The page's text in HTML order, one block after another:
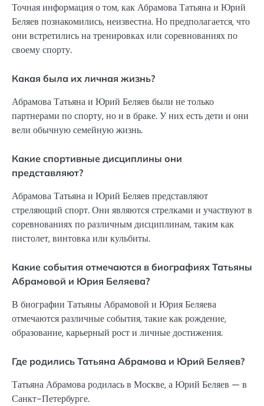
Точная информация о том, как Абрамова Татьяна и Юрий
Беляев познакомились, неизвестна. Но предполагается, что
они встретились на тренировках или соревнованиях по
своему спорту.
Какая была их личная жизнь?
Абрамова Татьяна и Юрий Беляев были не только
партнерами по спорту, но и в браке. У них есть дети и они
вели обычную семейную жизнь.
Какие спортивные дисциплины они
представляют?
Абрамова Татьяна и Юрий Беляев представляют
стреляющий спорт. Они являются стрелками и участвуют в
соревнованиях по различным дисциплинам, таким как
пистолет, винтовка или кульбиты.
Какие события отмечаются в биографиях Татьяны
Абрамовой и Юрия Беляева?
В биографии Татьяны Абрамовой и Юрия Беляева
отмечаются различные события, такие как рождение,
образование, карьерный рост и личные достижения.
Где родились Татьяна Абрамова и Юрий Беляев?
Татьяна Абрамова родилась в Москве, а Юрий Беляев — в
Санкт-Петербурге.